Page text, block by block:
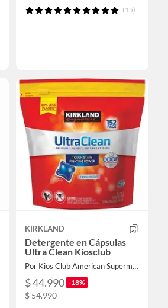
(15)
KIRKLAND
Detergente en Cápsulas
Ultra Clean Kiosclub
Por Kios Club American Supermarket
$ 44.990 -18%
$ 54.990